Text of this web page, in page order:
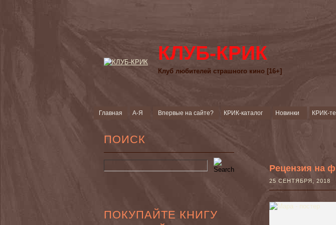
КЛУБ-КРИК
Клуб любителей страшного кино [16+]
Главная А-Я Впервые на сайте? КРИК-каталог Новинки КРИК-
ПОИСК
ПОКУПАЙТЕ КНИГУ
Рецензия на
25 СЕНТЯБРЯ,